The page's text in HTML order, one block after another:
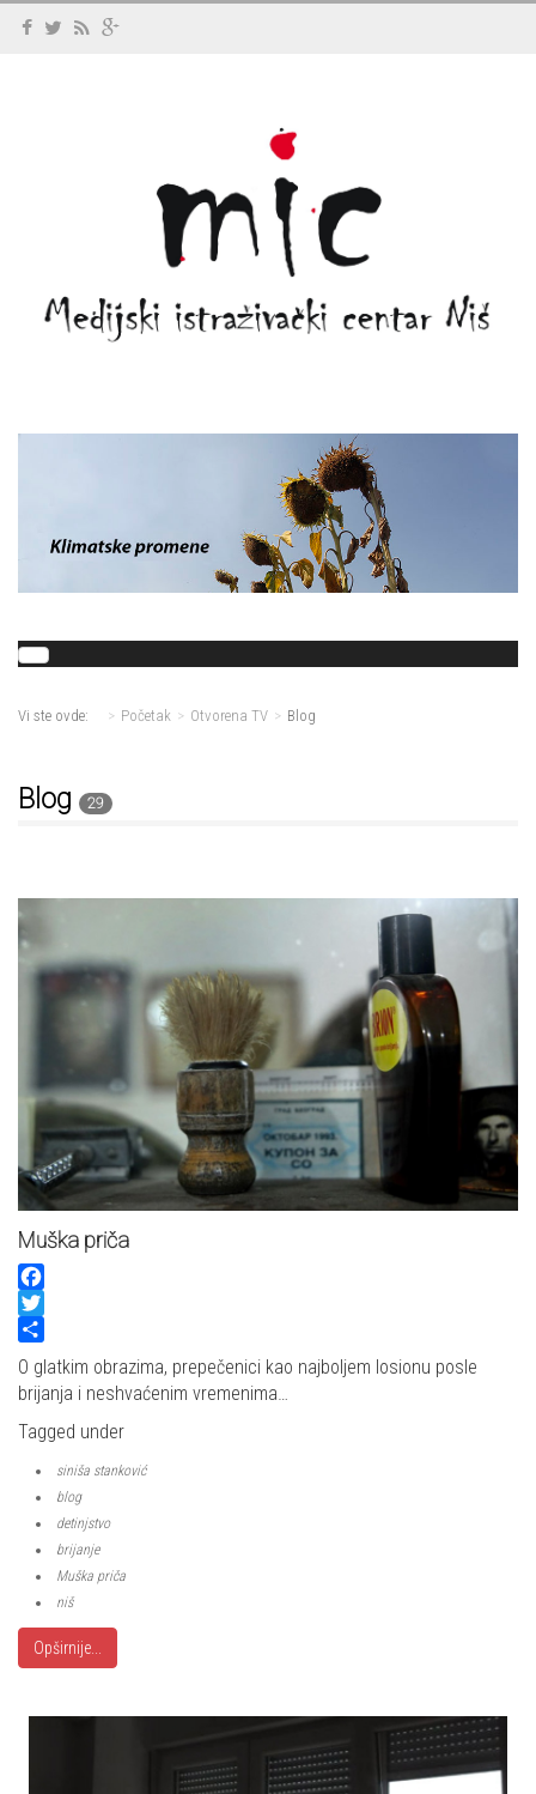
Vi ste ovde: Početak Otvorena TV Blog
Blog 29
Muška priča
Facebook
Twitter
Share
O glatkim obrazima, prepečenici kao najboljem losionu posle
brijanja i neshvaćenim vremenima…
Tagged under
siniša stanković
blog
detinjstvo
brijanje
Muška priča
niš
Opširnije...